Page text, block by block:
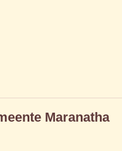
Maranatha